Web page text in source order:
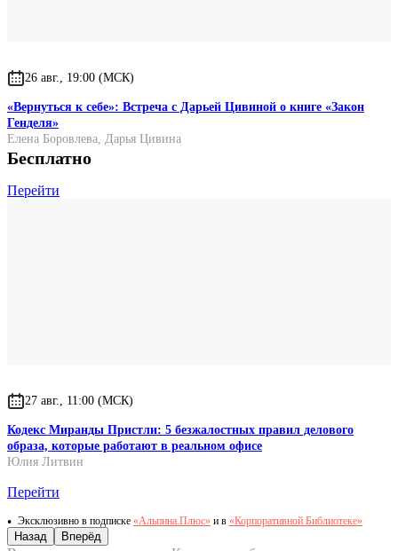
26 авг., 19:00 (МСК)
«Вернуться к себе»: Встреча с Дарьей Цивиной о книге «Закон
Генделя»
Елена Боровлева, Дарья Цивина
Бесплатно
Перейти
27 авг., 11:00 (МСК)
Кодекс Миранды Пристли: 5 безжалостных правил делового
образа, которые работают в реальном офисе
Юлия Литвин
Перейти
Эксклюзивно в подписке «Альпина.Плюс» и в «Корпоративной Библиотеке»
Назад Вперёд